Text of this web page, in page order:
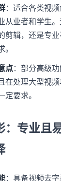
：适合各类视
从业者和学生
剪辑，还是专
点：部分高级
在处理大型视
定要求。
：专业且
：具备视频去